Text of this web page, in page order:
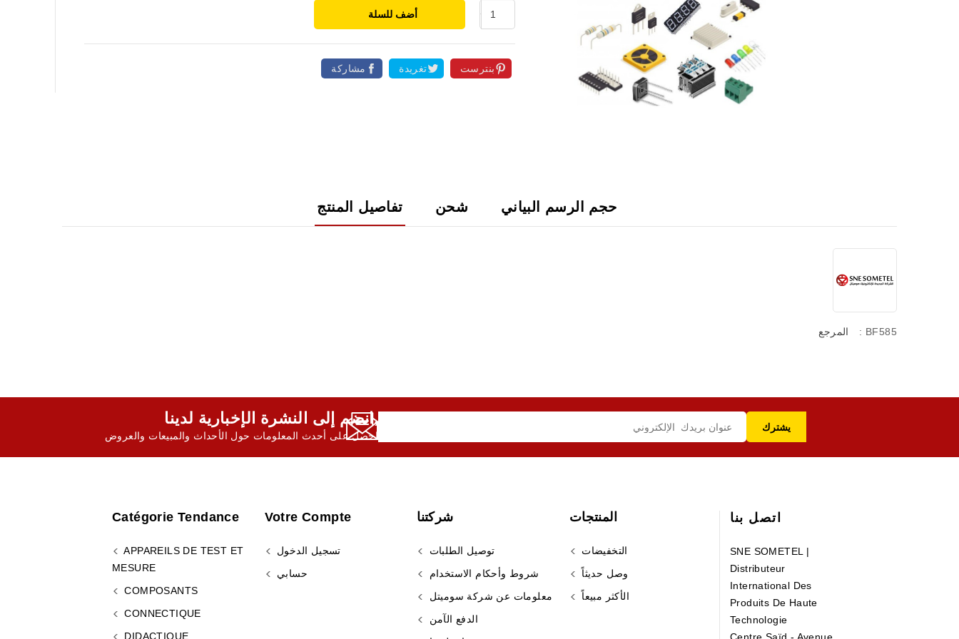
أضف للسلة
مشاركة تغريدة بنترست
تفاصيل المنتج شحن حجم الرسم البياني
المرجع : BF585
انضم إلى النشرة الإخبارية لدينا,
احصل على أحدث المعلومات حول الأحداث والمبيعات والعروض
اتصل بنا
SNE SOMETEL |
Distributeur
International Des
Produits De Haute
Technologie
المنتجات
التخفيضات
وصل حديثاً
الأكثر مبيعاً
شركتنا
توصيل الطلبات
شروط وأحكام الاستخدام
معلومات عن شركة سوميتل
الدفع الآمن
Votre Compte
تسجيل الدخول
حسابي
Catégorie Tendance
APPAREILS DE TEST ET
MESURE
COMPOSANTS
CONNECTIQUE
DIDACTIQUE